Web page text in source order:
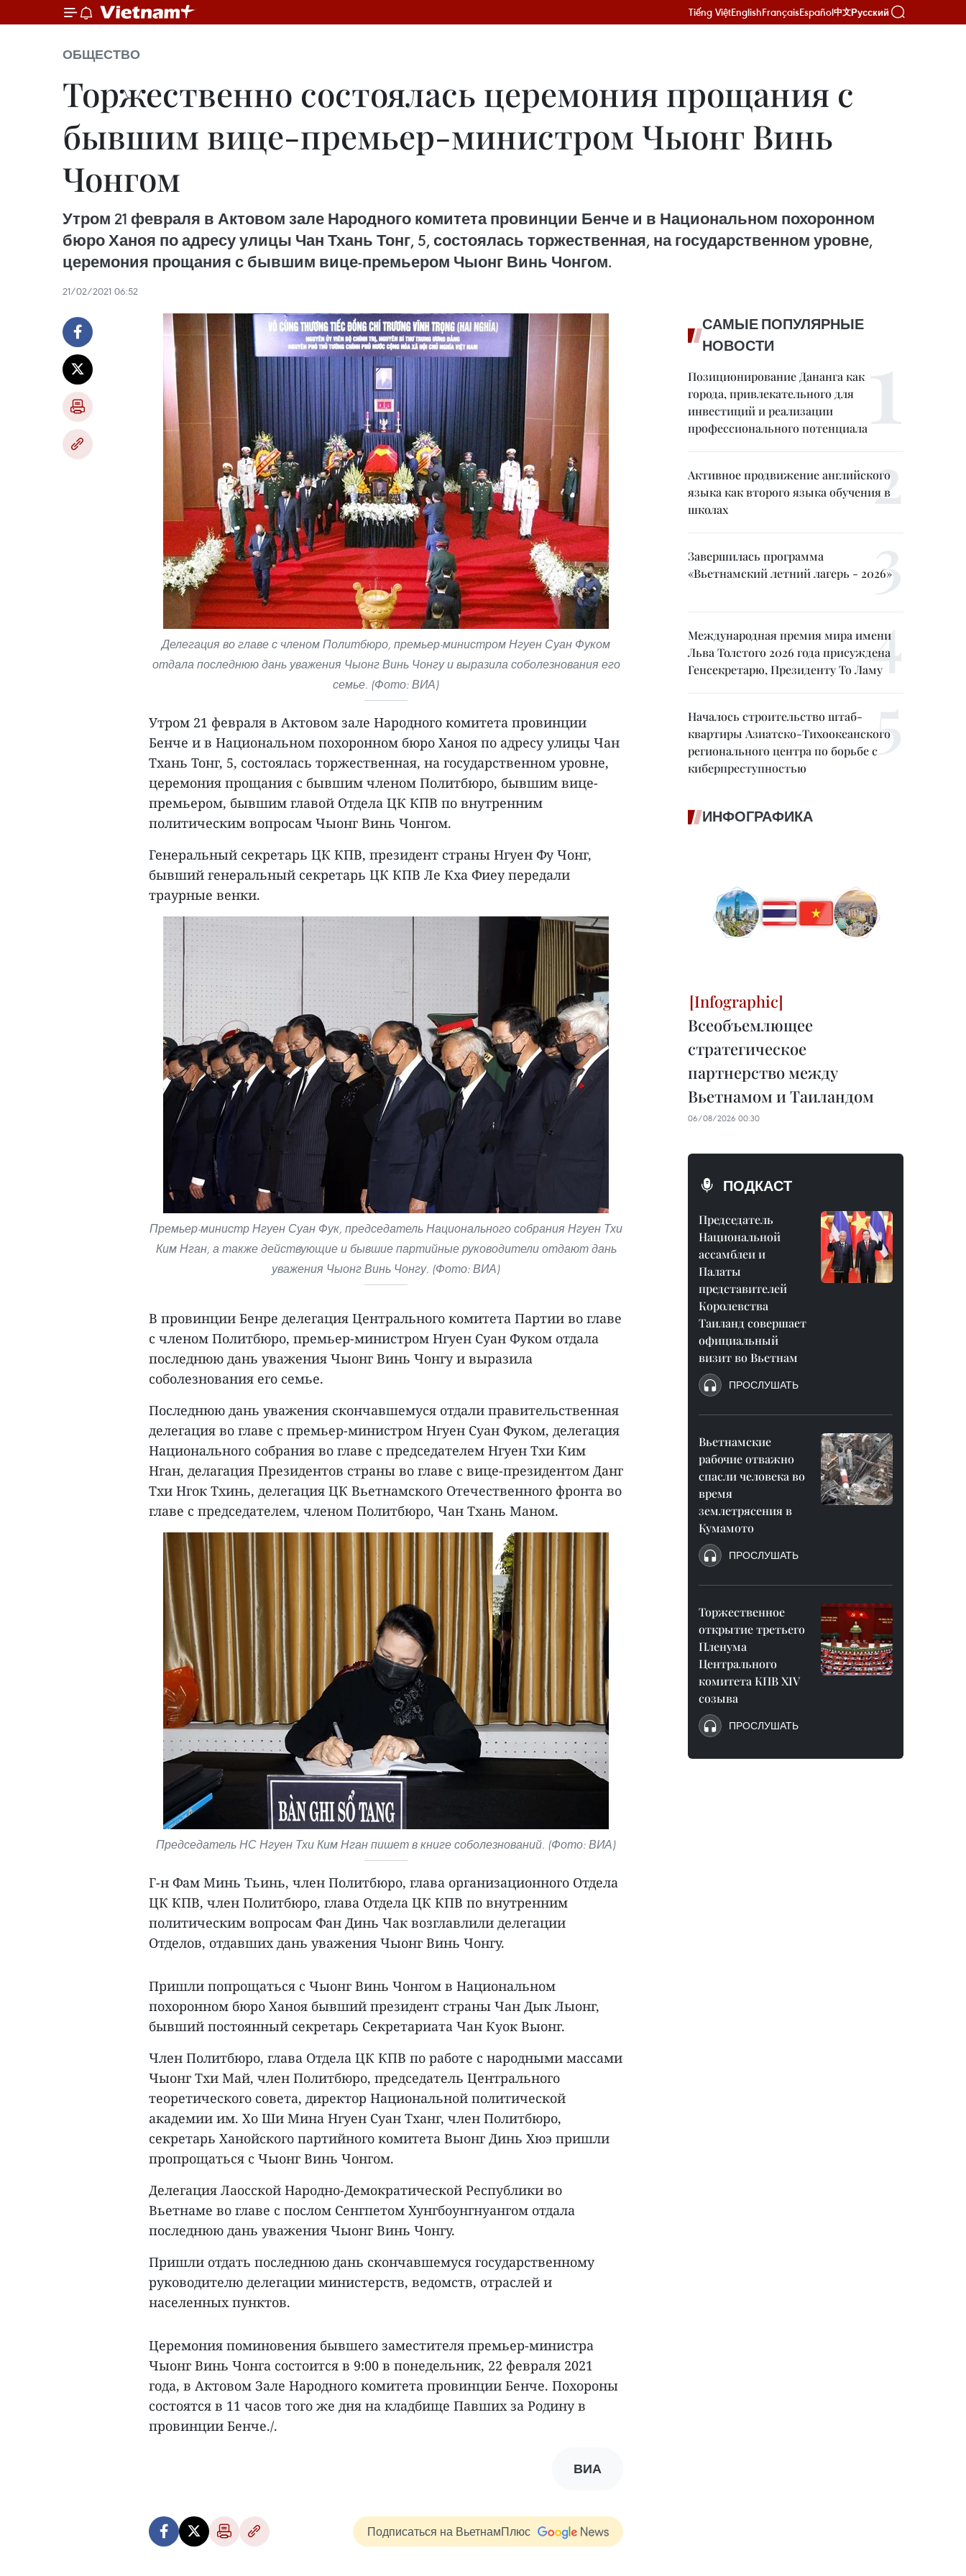
Tiếng ViệtEnglishFrançaisEspañol中文Русский
ОБЩЕСТВО
Торжественно состоялась церемония прощания с
бывшим вице-премьер-министром Чыонг Винь
Чонгом
Утром 21 февраля в Актовом зале Народного комитета провинции Бенче и в Национальном похоронном
бюро Ханоя по адресу улицы Чан Тхань Тонг, 5, состоялась торжественная, на государственном уровне,
церемония прощания с бывшим вице-премьером Чыонг Винь Чонгом.
21/02/2021 06:52
Делегация во главе с членом Политбюро, премьер-министром Нгуен Суан Фуком
отдала последнюю дань уважения Чыонг Винь Чонгу и выразила соболезнования его
семье. (Фото: ВИА)
Утром 21 февраля в Актовом зале Народного комитета провинции
Бенче и в Национальном похоронном бюро Ханоя по адресу улицы Чан
Тхань Тонг, 5, состоялась торжественная, на государственном уровне,
церемония прощания с бывшим членом Политбюро, бывшим вице-
премьером, бывшим главой Отдела ЦК КПВ по внутренним
политическим вопросам Чыонг Винь Чонгом.
Генеральный секретарь ЦК КПВ, президент страны Нгуен Фу Чонг,
бывший генеральный секретарь ЦК КПВ Ле Кха Фиеу передали
траурные венки.
Премьер-министр Нгуен Суан Фук, председатель Национального собрания Нгуен Тхи
Ким Нган, а также действующие и бывшие партийные руководители отдают дань
уважения Чыонг Винь Чонгу. (Фото: ВИА)
В провинции Бенре делегация Центрального комитета Партии во главе
с членом Политбюро, премьер-министром Нгуен Суан Фуком отдала
последнюю дань уважения Чыонг Винь Чонгу и выразила
соболезнования его семье.
Последнюю дань уважения скончавшемуся отдали правительственная
делегация во главе с премьер-министром Нгуен Суан Фуком, делегация
Национального собрания во главе с председателем Нгуен Тхи Ким
Нган, делагация Президентов страны во главе с вице-президентом Данг
Тхи Нгок Тхинь, делегация ЦК Вьетнамского Отечественного фронта во
главе с председателем, членом Политбюро, Чан Тхань Маном.
Председатель НС Нгуен Тхи Ким Нган пишет в книге соболезнований. (Фото: ВИА)
Г-н Фам Минь Тьинь, член Политбюро, глава организационного Отдела
ЦК КПВ, член Политбюро, глава Отдела ЦК КПВ по внутренним
политическим вопросам Фан Динь Чак возглавлили делегации
Отделов, отдавших дань уважения Чыонг Винь Чонгу.
Пришли попрощаться с Чыонг Винь Чонгом в Национальном
похоронном бюро Ханоя бывший президент страны Чан Дык Лыонг,
бывший постоянный секретарь Секретариата Чан Куок Выонг.
Член Политбюро, глава Отдела ЦК КПВ по работе с народными массами
Чыонг Тхи Май, член Политбюро, председатель Центрального
теоретического совета, директор Национальной политической
академии им. Хо Ши Мина Нгуен Суан Тханг, член Политбюро,
секретарь Ханойского партийного комитета Выонг Динь Хюэ пришли
пропрощаться с Чыонг Винь Чонгом.
Делегация Лаосской Народно-Демократической Республики во
Вьетнаме во главе с послом Сенгпетом Хунгбоунгнуангом отдала
последнюю дань уважения Чыонг Винь Чонгу.
Пришли отдать последнюю дань скончавшемуся государственному
руководителю делегации министерств, ведомств, отраслей и
населенных пунктов.
Церемония поминовения бывшего заместителя премьер-министра
Чыонг Винь Чонга состоится в 9:00 в понедельник, 22 февраля 2021
года, в Актовом Зале Народного комитета провинции Бенче. Похороны
состоятся в 11 часов того же дня на кладбище Павших за Родину в
провинции Бенче./.
ВИА
Подписаться на ВьетнамПлюс
САМЫЕ ПОПУЛЯРНЫЕ
НОВОСТИ
Позиционирование Дананга как
города, привлекательного для
инвестиций и реализации
профессионального потенциала
Активное продвижение английского
языка как второго языка обучения в
школах
Завершилась программа
«Вьетнамский летний лагерь - 2026»
Международная премия мира имени
Льва Толстого 2026 года присуждена
Генсекретарю, Президенту То Ламу
Началось строительство штаб-
квартиры Азиатско-Тихоокеанского
регионального центра по борьбе с
киберпреступностью
ИНФОГРАФИКА
Всеобъемлющее
стратегическое
партнерство между
Вьетнамом и Таиландом
06/08/2026 00:30
ПОДКАСТ
Председатель
Национальной
ассамблеи и
Палаты
представителей
Королевства
Таиланд совершает
официальный
визит во Вьетнам
ПРОСЛУШАТЬ
Вьетнамские
рабочие отважно
спасли человека во
время
землетрясения в
Кумамото
ПРОСЛУШАТЬ
Торжественное
открытие третьего
Пленума
Центрального
комитета КПВ XIV
созыва
ПРОСЛУШАТЬ